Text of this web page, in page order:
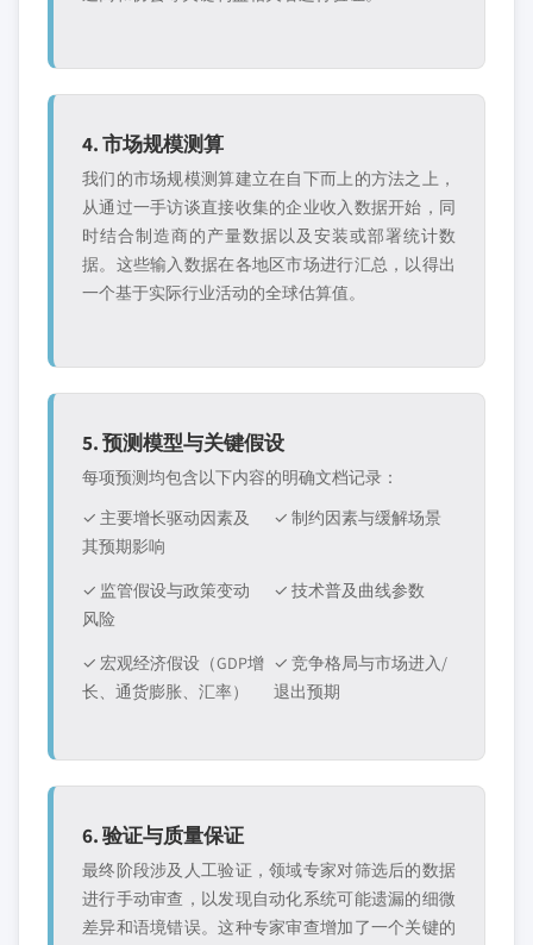
4. 市场规模测算
我们的市场规模测算建立在自下而上的方法之上，
从通过一手访谈直接收集的企业收入数据开始，同
时结合制造商的产量数据以及安装或部署统计数
据。这些输入数据在各地区市场进行汇总，以得出
一个基于实际行业活动的全球估算值。
5. 预测模型与关键假设
每项预测均包含以下内容的明确文档记录：
✓ 主要增长驱动因素及
其预期影响
✓ 制约因素与缓解场景
✓ 监管假设与政策变动
风险
✓ 技术普及曲线参数
✓ 宏观经济假设（GDP增
长、通货膨胀、汇率）
✓ 竞争格局与市场进入/
退出预期
6. 验证与质量保证
最终阶段涉及人工验证，领域专家对筛选后的数据
进行手动审查，以发现自动化系统可能遗漏的细微
差异和语境错误。这种专家审查增加了一个关键的